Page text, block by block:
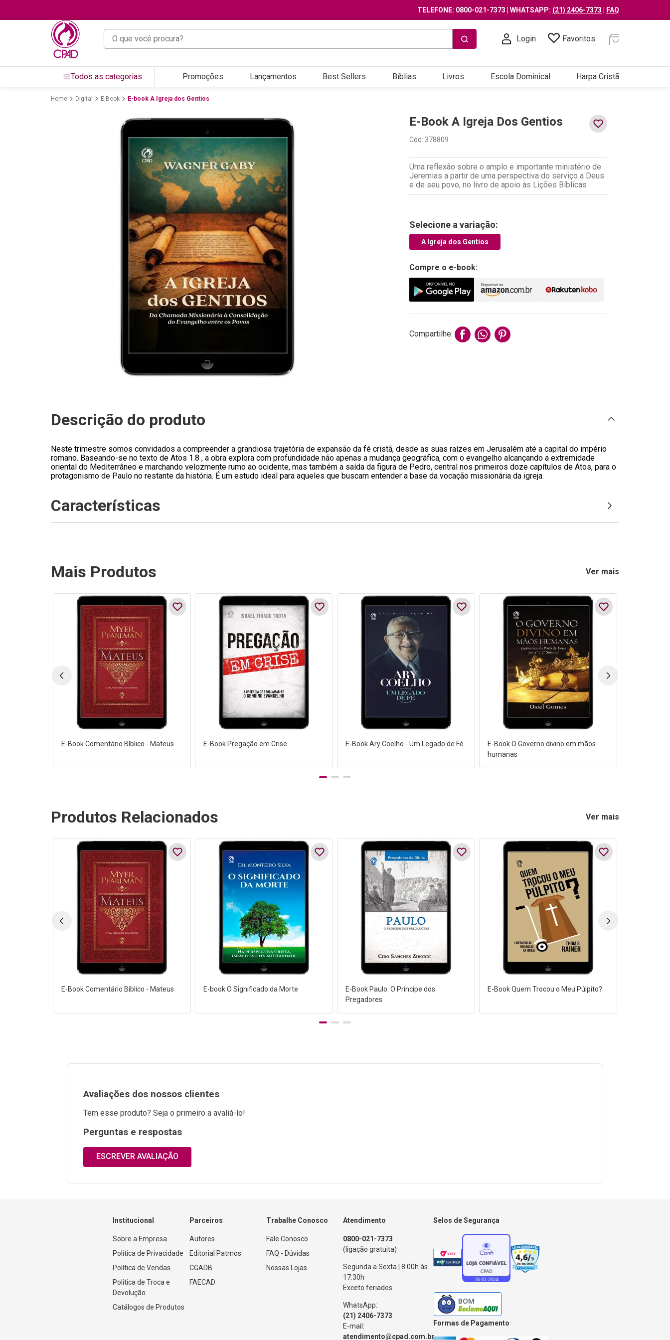
TELEFONE: 0800-021-7373 | WHATSAPP: (21) 2406-7373 FAQ
O que você procura?
Login Favoritos
Todos as categorias Promoções Lançamentos Best Sellers Bíblias Livros Escola Dominical Harpa Cristã
Digital E-Book E-book A Igreja dos Gentios
E-Book A Igreja Dos Gentios
Cód: 378809
Uma reflexão sobre o amplo e importante ministério de
Jeremias a partir de uma perspectiva do serviço a Deus
e de seu povo, no livro de apoio às Lições Bíblicas
Selecione a variação:
A Igreja dos Gentios
Compre o e-book:
Compartilhe:
Descrição do produto
Neste trimestre somos convidados a compreender a grandiosa trajetória de expansão da fé cristã, desde as suas raízes em Jerusalém até a capital do império
romano. Baseando-se no texto de Atos 1.8 , a obra explora com profundidade não apenas a mudança geográfica, com o evangelho alcançando a extremidade
oriental do Mediterrâneo e marchando velozmente rumo ao ocidente, mas também a saída da figura de Pedro, central nos primeiros doze capítulos de Atos, para o
protagonismo de Paulo no restante da história. É um estudo ideal para aqueles que buscam entender a base da vocação missionária da igreja.
Características
Mais Produtos Ver mais
E-Book Comentário Bíblico - Mateus E-Book Pregação em Crise E-Book Ary Coelho - Um Legado de Fé
E-Book O Governo divino em mãos
humanas
Produtos Relacionados Ver mais
E-Book Comentário Bíblico - Mateus E-book O Significado da Morte
E-Book Paulo: O Príncipe dos
Pregadores
E-Book Quem Trocou o Meu Púlpito?
Avaliações dos nossos clientes
Tem esse produto? Seja o primeiro a avaliá-lo!
Perguntas e respostas
ESCREVER AVALIAÇÃO
Institucional
Sobre a Empresa
Política de Privacidade
Política de Vendas
Política de Troca e
Devolução
Catálogos de Produtos
Parceiros
Autores
Editorial Patmos
CGADB
FAECAD
Trabalhe Conosco
Fale Conosco
FAQ - Dúvidas
Nossas Lojas
Atendimento
0800-021-7373
(ligação gratuita)
Segunda a Sexta | 8:00h às
17:30h
Exceto feriados
WhatsApp:
(21) 2406-7373
E-mail:
atendimento@cpad.com.br
Selos de Segurança
Formas de Pagamento